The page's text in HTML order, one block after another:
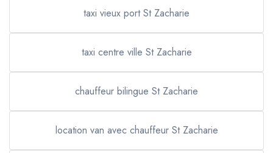
taxi vieux port St Zacharie
taxi centre ville St Zacharie
chauffeur bilingue St Zacharie
location van avec chauffeur St Zacharie